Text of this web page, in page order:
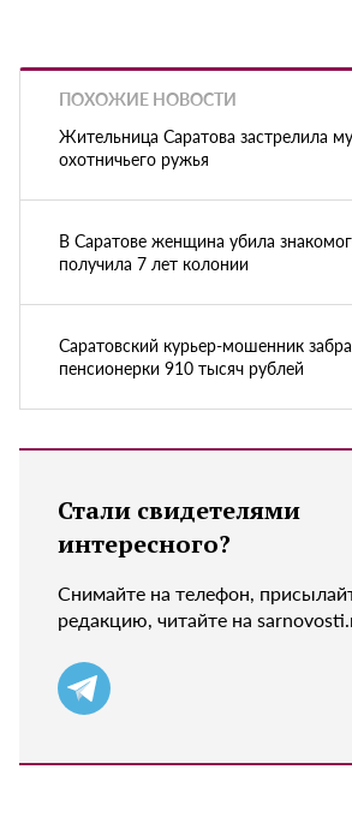
ПОХОЖИЕ НОВОСТИ
Жительница Саратова застрелила
охотничьего ружья
В Саратове женщина убила
получила 7 лет колонии
Саратовский курьер-мошенник
пенсионерки 910 тысяч рублей
Стали свидетелями
интересного?
Снимайте на телефон,
редакцию, читайте на